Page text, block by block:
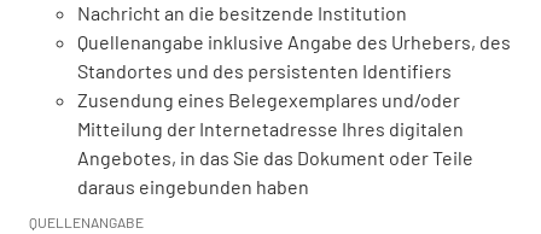
Nachricht an die besitzende Institution
Quellenangabe inklusive Angabe des Urhebers, des
Standortes und des persistenten Identifiers
Zusendung eines Belegexemplares und/oder
Mitteilung der Internetadresse Ihres digitalen
Angebotes, in das Sie das Dokument oder Teile
daraus eingebunden haben
QUELLENANGABE